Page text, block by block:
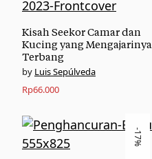
Kisah Seekor Camar dan
Kucing yang Mengajarinya
Terbang
Luis Sepúlveda
Rp66.000
-17%